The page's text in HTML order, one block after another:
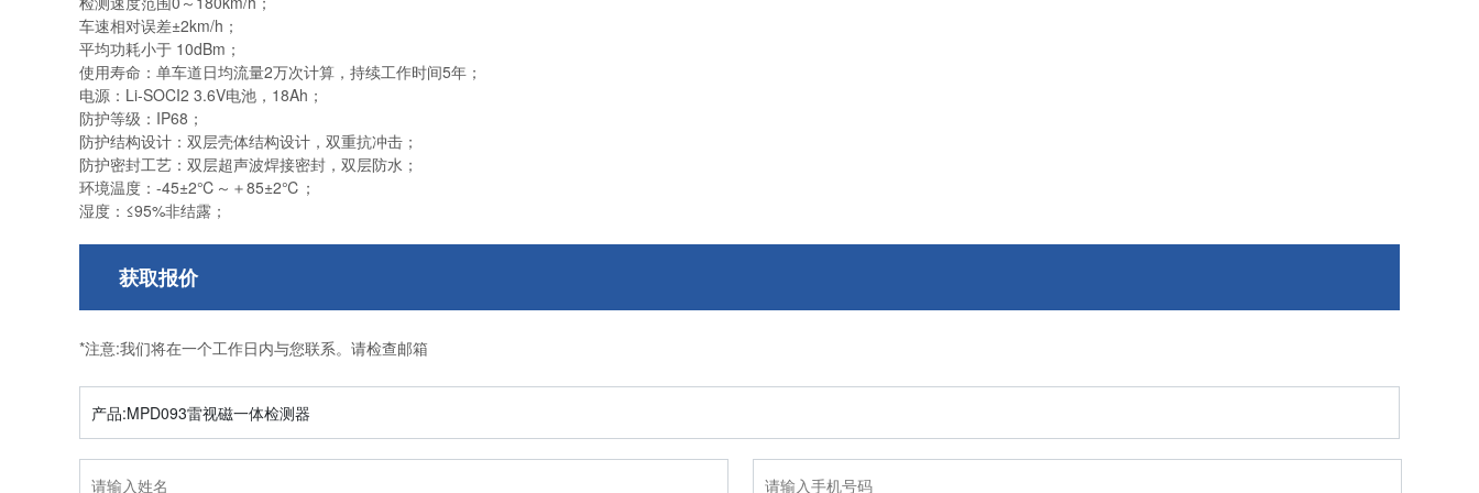
车速相对误差±2km/h；
平均功耗小于 10dBm；
使用寿命：单车道日均流量2万次计算，持续工作时间5年；
电源： Li-SOCI2 3.6V电池，18Ah；
防护等级： IP68；
防护结构设计：双层壳体结构设计，双重抗冲击；
防护密封工艺：双层超声波焊接密封，双层防水；
环境温度： -45±2℃～＋85±2℃ ；
湿度： ≤95%非结露；
获取报价
*注意:我们将在一个工作日内与您联系。请检查邮箱
产品:MPD093雷视磁一体检测器